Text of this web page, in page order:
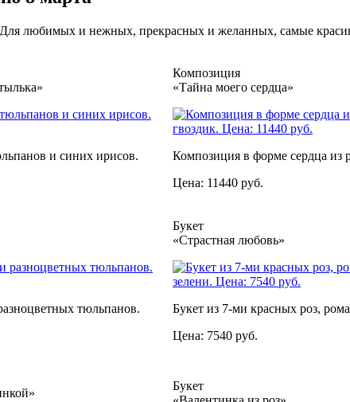
Для любимых и нежных, прекрасных и желанных, самые
и синих ирисов.
Композиция
«Тайна моего сердца»
Композиция в форме сердца из
Цена: 11440 руб.
тюльпанов.
Букет
«Страстная любовь»
Букет из 7-ми красных роз,
Цена: 7540 руб.
Букет